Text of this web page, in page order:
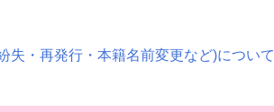
失・再発行・本籍名前変更など)について